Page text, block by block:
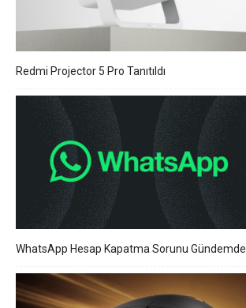
Redmi Projector 5 Pro Tanıtıldı
WhatsApp Hesap Kapatma Sorunu Gündemde